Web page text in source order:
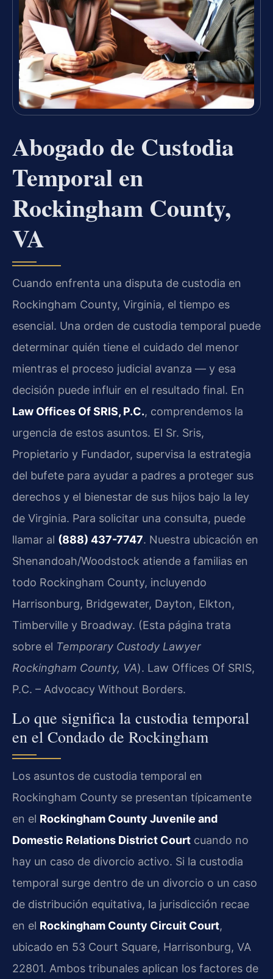
Abogado de Custodia
Temporal en
Rockingham County,
VA
Cuando enfrenta una disputa de custodia en
Rockingham County, Virginia, el tiempo es
esencial. Una orden de custodia temporal puede
determinar quién tiene el cuidado del menor
mientras el proceso judicial avanza — y esa
decisión puede influir en el resultado final. En
Law Offices Of SRIS, P.C., comprendemos la
urgencia de estos asuntos. El Sr. Sris,
Propietario y Fundador, supervisa la estrategia
del bufete para ayudar a padres a proteger sus
derechos y el bienestar de sus hijos bajo la ley
de Virginia. Para solicitar una consulta, puede
llamar al (888) 437-7747. Nuestra ubicación en
Shenandoah/Woodstock atiende a familias en
todo Rockingham County, incluyendo
Harrisonburg, Bridgewater, Dayton, Elkton,
Timberville y Broadway. (Esta página trata
sobre el Temporary Custody Lawyer
Rockingham County, VA). Law Offices Of SRIS,
P.C. – Advocacy Without Borders.
Lo que significa la custodia temporal
en el Condado de Rockingham
Los asuntos de custodia temporal en
Rockingham County se presentan típicamente
en el Rockingham County Juvenile and
Domestic Relations District Court cuando no
hay un caso de divorcio activo. Si la custodia
temporal surge dentro de un divorcio o un caso
de distribución equitativa, la jurisdicción recae
en el Rockingham County Circuit Court,
ubicado en 53 Court Square, Harrisonburg, VA
22801. Ambos tribunales aplican los factores de